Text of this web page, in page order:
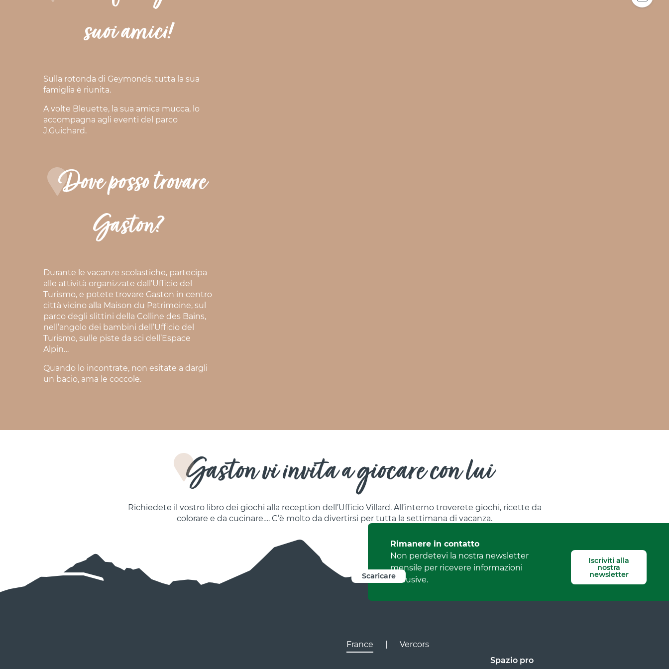
suoi amici!
Sulla rotonda di Geymonds, tutta la sua
famiglia è riunita.
A volte Bleuette, la sua amica mucca, lo
accompagna agli eventi del parco
J.Guichard.
Dove posso trovare
Gaston?
Durante le vacanze scolastiche, partecipa
alle attività organizzate dall’Ufficio del
Turismo, e potete trovare Gaston in centro
città vicino alla Maison du Patrimoine, sul
parco degli slittini della Colline des Bains,
nell’angolo dei bambini dell’Ufficio del
Turismo, sulle piste da sci dell’Espace
Alpin…
Quando lo incontrate, non esitate a dargli
un bacio, ama le coccole.
Gaston vi invita a giocare con lui
Richiedete il vostro libro dei giochi alla reception dell’Ufficio Villard. All’interno troverete giochi, ricette da
colorare e da cucinare…. C’è molto da divertirsi per tutta la settimana di vacanza.
Scaricare
Rimanere in contatto
Non perdetevi la nostra newsletter
mensile per ricevere informazioni
esclusive.
Iscriviti alla
nostra
newsletter
France
Vercors
Spazio pro